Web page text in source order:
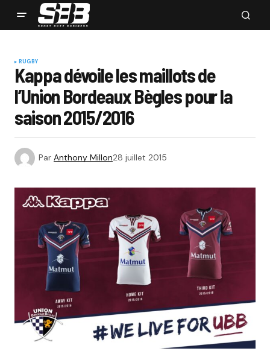
RUGBY
Kappa dévoile les maillots de
l’Union Bordeaux Bègles pour la
saison 2015/2016
Par Anthony Millon28 juillet 2015